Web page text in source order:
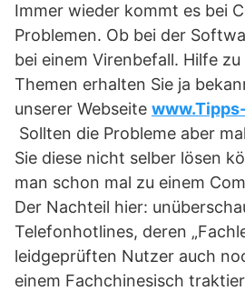
Immer wieder kommt es bei
Problemen. Ob bei der
bei einem Virenbefall. Hilfe
Themen erhalten Sie ja
unserer Webseite
Sollten die Probleme aber
Sie diese nicht selber lösen
man schon mal zu einem
Der Nachteil hier:
Telefonhotlines, deren
leidgeprüften Nutzer auch
einem Fachchinesisch